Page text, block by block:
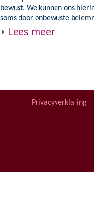
Persoonlijke ontwikkeling
bewust. We kunnen ons
soms door onbewuste
Lees meer
Privacyverklaring